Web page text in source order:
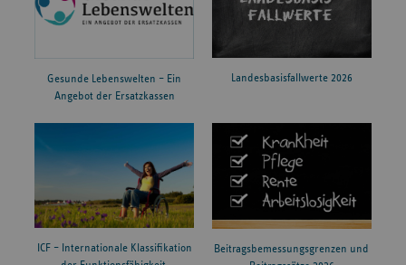
Gesunde Lebenswelten – Ein
Angebot der Ersatzkassen
Landesbasisfallwerte 2026
ICF – Internationale Klassifikation
Beitragsbemessungsgrenzen und